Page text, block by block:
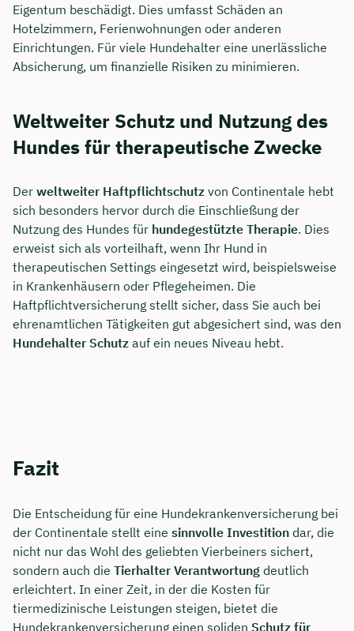
Eigentum beschädigt. Dies umfasst Schäden an
Hotelzimmern, Ferienwohnungen oder anderen
Einrichtungen. Für viele Hundehalter eine unerlässliche
Absicherung, um finanzielle Risiken zu minimieren.
Weltweiter Schutz und Nutzung des
Hundes für therapeutische Zwecke
Der weltweiter Haftpflichtschutz von Continentale hebt
sich besonders hervor durch die Einschließung der
Nutzung des Hundes für hundegestützte Therapie. Dies
erweist sich als vorteilhaft, wenn Ihr Hund in
therapeutischen Settings eingesetzt wird, beispielsweise
in Krankenhäusern oder Pflegeheimen. Die
Haftpflichtversicherung stellt sicher, dass Sie auch bei
ehrenamtlichen Tätigkeiten gut abgesichert sind, was den
Hundehalter Schutz auf ein neues Niveau hebt.
Fazit
Die Entscheidung für eine Hundekrankenversicherung bei
der Continentale stellt eine sinnvolle Investition dar, die
nicht nur das Wohl des geliebten Vierbeiners sichert,
sondern auch die Tierhalter Verantwortung deutlich
erleichtert. In einer Zeit, in der die Kosten für
tiermedizinische Leistungen steigen, bietet die
Hundekrankenversicherung einen soliden Schutz für